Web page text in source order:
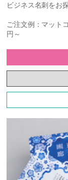
ビジネス名刺をお
ご注文例：マット
円～